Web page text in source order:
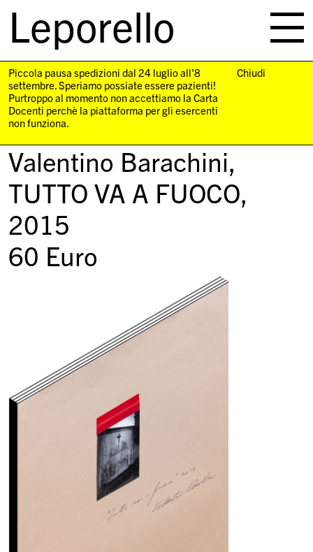
Leporello
navigation
Piccola pausa spedizioni dal 24 luglio all'8
settembre. Speriamo possiate essere pazienti!
Purtroppo al momento non accettiamo la Carta
Docenti perchè la piattaforma per gli esercenti
non funziona.
Chiudi
Valentino Barachini,
TUTTO VA A FUOCO,
2015
60 Euro